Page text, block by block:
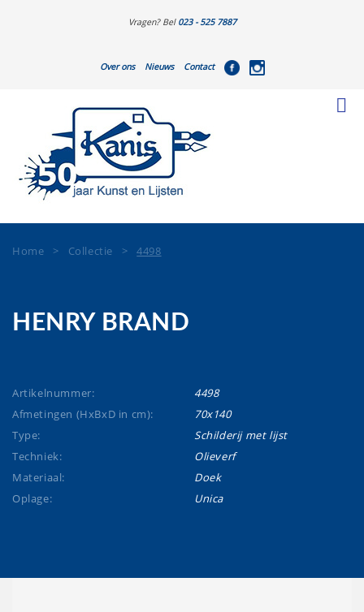
Vragen? Bel 023 - 525 7887
Over ons Nieuws Contact
Home > Collectie >4498
HENRY BRAND
Artikelnummer:
4498
Afmetingen (HxBxD in cm):
70x140
Type:
Schilderij met lijst
Techniek:
Olieverf
Materiaal:
Doek
Oplage:
Unica